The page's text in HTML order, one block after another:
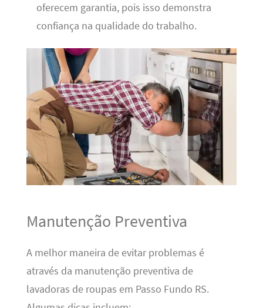
oferecem garantia, pois isso demonstra
confiança na qualidade do trabalho.
Manutenção Preventiva
A melhor maneira de evitar problemas é
através da manutenção preventiva de
lavadoras de roupas em Passo Fundo RS.